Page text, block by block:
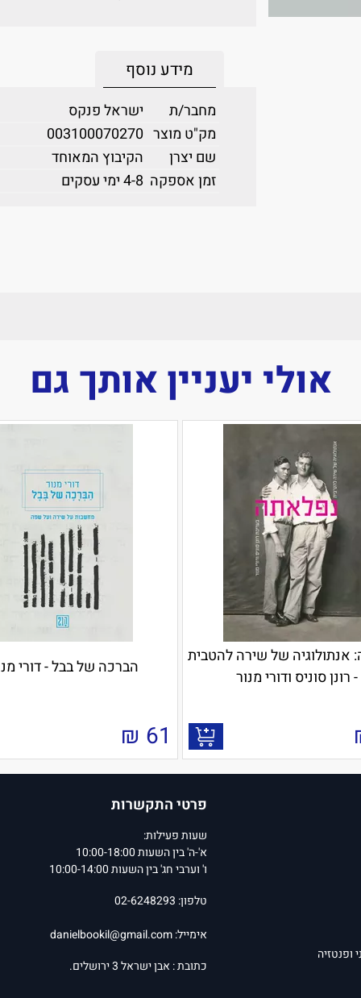
מידע נוסף
מחבר/ת
ישראל פנקס
מק"ט מוצר 003100070270
שם יצרן
הקיבוץ המאוחד
זמן אספקה 4-8 ימי עסקים
אולי יעניין אותך גם
אנתולוגיה של שירה להטבית
- רונן סוניס ודורי מנור
הברכה של בבל - דורי
61
₪
ופנטזיה
פרטי התקשרות
שעות פעילות:
א'-ה' בין השעות 10:00-18:00
ו' וערבי חג' בין השעות 10:00-14:00
טלפון: 02-6248293
אימייל:danielbookil@gmail.com
כתובת : אבן ישראל 3 ירושלים.